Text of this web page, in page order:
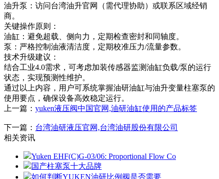
油升泵：访问台湾油升官网（需代理协助）或联系区域经销
商。
关键操作原则：
油缸：避免超载、侧向力，定期检查密封和同轴度。
泵：严格控制油液清洁度，定期校准压力/流量参数。
技术升级建议：
结合工业4.0需求，可考虑加装传感器监测油缸负载/泵的运行
状态，实现预测性维护。
通过以上内容，用户可系统掌握油研油缸与油升变量柱塞泵的
使用要点，确保设备高效稳定运行。
上一篇： yuken液压阀中国官网,油研油缸使用的产品标签
下一篇： 台湾油研液压官网,台湾油研股份有限公司
相关资讯
Yuken EHF(C)G-03/06: Proportional Flow Co
国产柱塞泵十大品牌
如何判断YUKEN油研比例阀是否需要